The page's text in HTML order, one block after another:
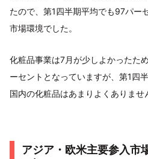
たので、第1四半期平均でも97パー
市場環境でした。
化粧品事業は7月が少しよかったた
ーセントとなっていますが、第1四
国内の化粧品はあまりよくありませ
アジア・欧米主要参入市